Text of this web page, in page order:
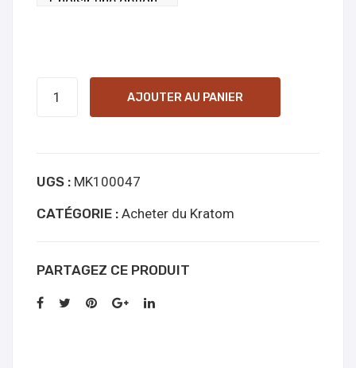
quantité
online
kopen
AJOUTER AU PANIER
UGS : MK100047
CATÉGORIE : Acheter du Kratom
PARTAGEZ CE PRODUIT